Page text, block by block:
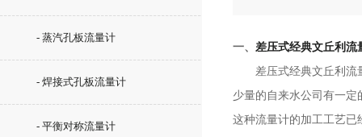
- 蒸汽孔板流量计
- 焊接式孔板流量计
- 平衡对称流量计
一、 差压式经典文丘利流
差压式经典文丘利流量
少量的自来水公司有一
这种流量计的加工工艺